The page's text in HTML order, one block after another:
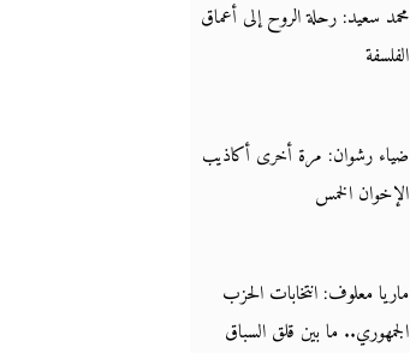
محمد سعيد: رحلة الروح إلى أعماق
الفلسفة
ضياء رشوان: مرة أخرى أكاذيب
الإخوان الخمس
ماريا معلوف: انتخابات الحزب
الجمهوري.. ما بين قلق السباق